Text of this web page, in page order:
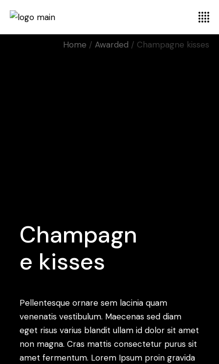
Home Awarded Champagne kisses
Champagn
e kisses
Pellentesque ornare sem lacinia quam
venenatis vestibulum. Maecenas sed diam
eget risus varius blandit ullam id dolor sit amet
non magna. Cras mattis consectetur purus sit
amet fermentum. Lorem Ipsum proin gravida